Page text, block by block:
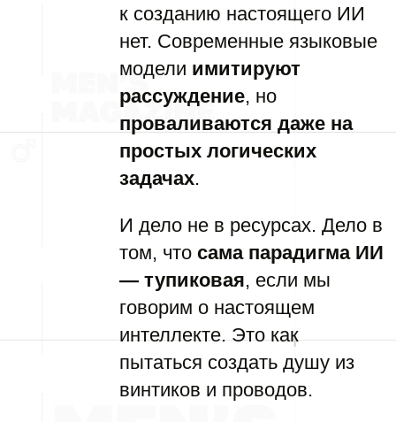
к созданию настоящего ИИ
нет. Современные языковые
модели имитируют
рассуждение, но
проваливаются даже на
простых логических
задачах.
И дело не в ресурсах. Дело в
том, что сама парадигма ИИ
— тупиковая, если мы
говорим о настоящем
интеллекте. Это как
пытаться создать душу из
винтиков и проводов.